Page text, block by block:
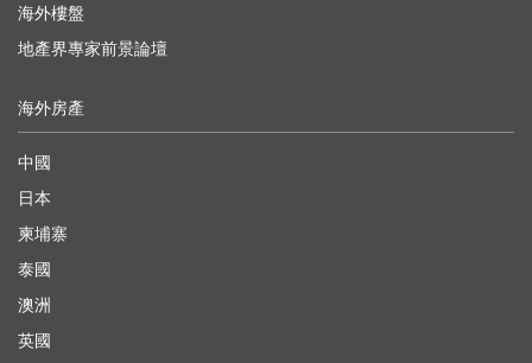
海外樓盤
地產界專家前景論壇
海外房產
中國
日本
柬埔寨
泰國
澳洲
英國